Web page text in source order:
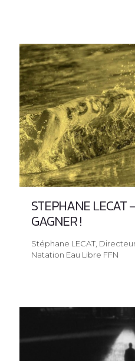
STEPHANE LECAT
GAGNER !
Stéphane LECAT,
Natation Eau Libre FFN